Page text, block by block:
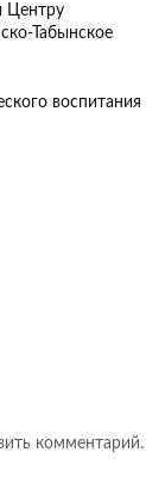
Центру
Табынское
воспитания
комментарий.